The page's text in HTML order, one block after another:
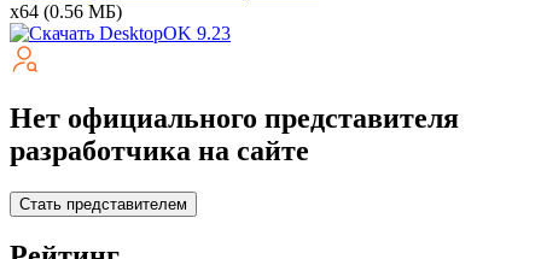
x64 (0.56 МБ)
Нет официального представителя
разработчика на сайте
Стать представителем